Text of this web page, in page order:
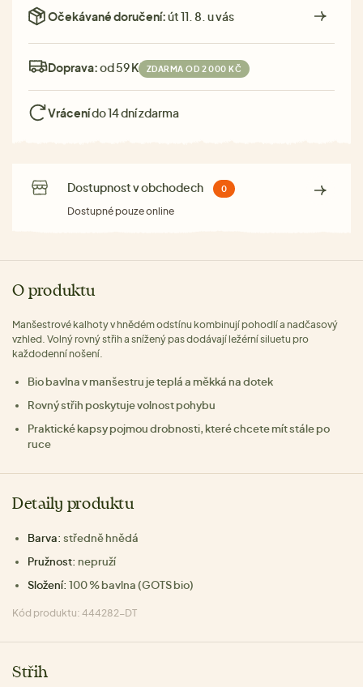
Očekávané doručení:út 11. 8. u vás
Doprava:od 59 Kč ZDARMA OD 2 000 KČ
Vrácenído 14 dní zdarma
Dostupnost v obchodech 0
Dostupné pouze online
O produktu
Manšestrové kalhoty v hnědém odstínu kombinují pohodlí a nadčasový
vzhled. Volný rovný střih a snížený pas dodávají ležérní siluetu pro
každodenní nošení.
Bio bavlna v manšestru je teplá a měkká na dotek
Rovný střih poskytuje volnost pohybu
Praktické kapsy pojmou drobnosti, které chcete mít stále po
ruce
Detaily produktu
Barva: středně hnědá
Pružnost: nepruží
Složení: 100 % bavlna (GOTS bio)
Kód produktu: 444282-DT
Střih